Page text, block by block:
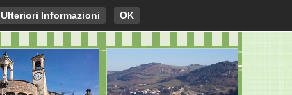
Ulteriori Informazioni OK